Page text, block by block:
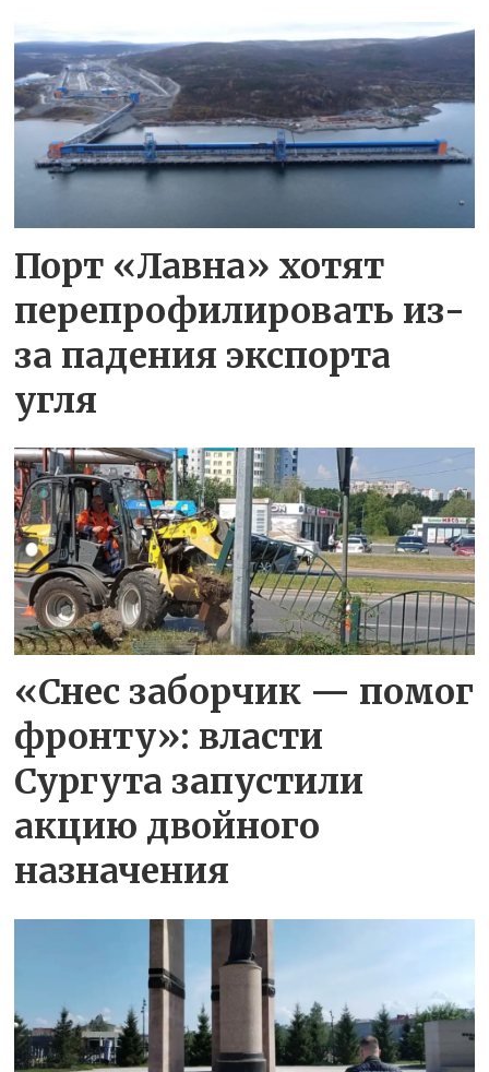
Порт «Лавна» хотят
перепрофилировать из-
за падения экспорта
угля
«Снес заборчик — помог
фронту»: власти
Сургута запустили
акцию двойного
назначения